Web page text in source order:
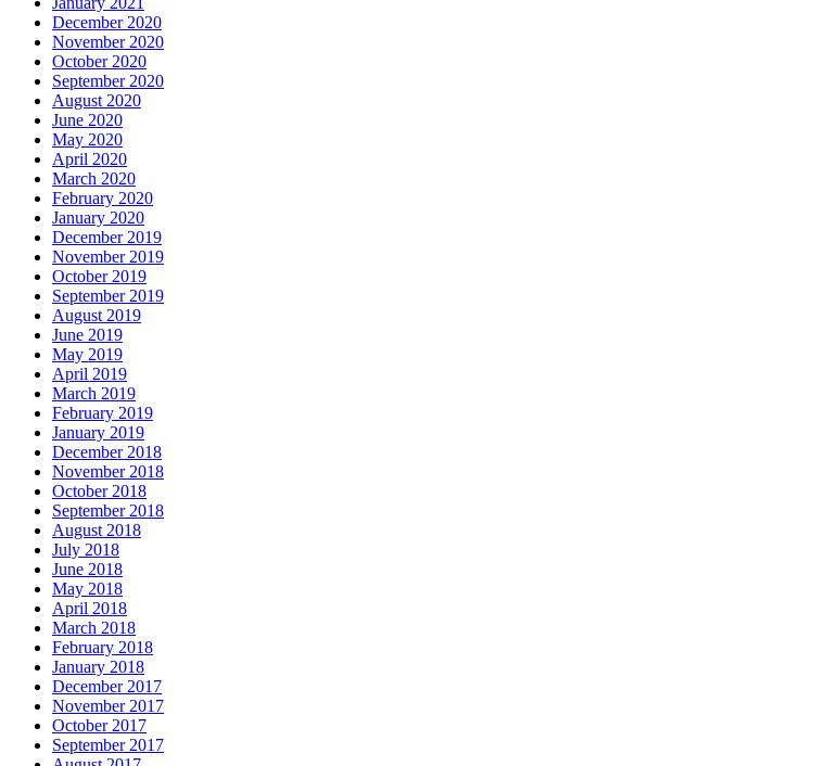
December 2020
November 2020
October 2020
September 2020
August 2020
June 2020
May 2020
April 2020
March 2020
February 2020
January 2020
December 2019
November 2019
October 2019
September 2019
August 2019
June 2019
May 2019
April 2019
March 2019
February 2019
January 2019
December 2018
November 2018
October 2018
September 2018
August 2018
July 2018
June 2018
May 2018
April 2018
March 2018
February 2018
January 2018
December 2017
November 2017
October 2017
September 2017